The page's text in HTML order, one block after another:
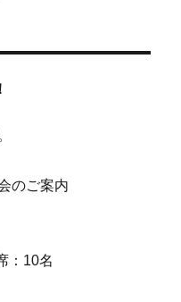
のご案内
：10名